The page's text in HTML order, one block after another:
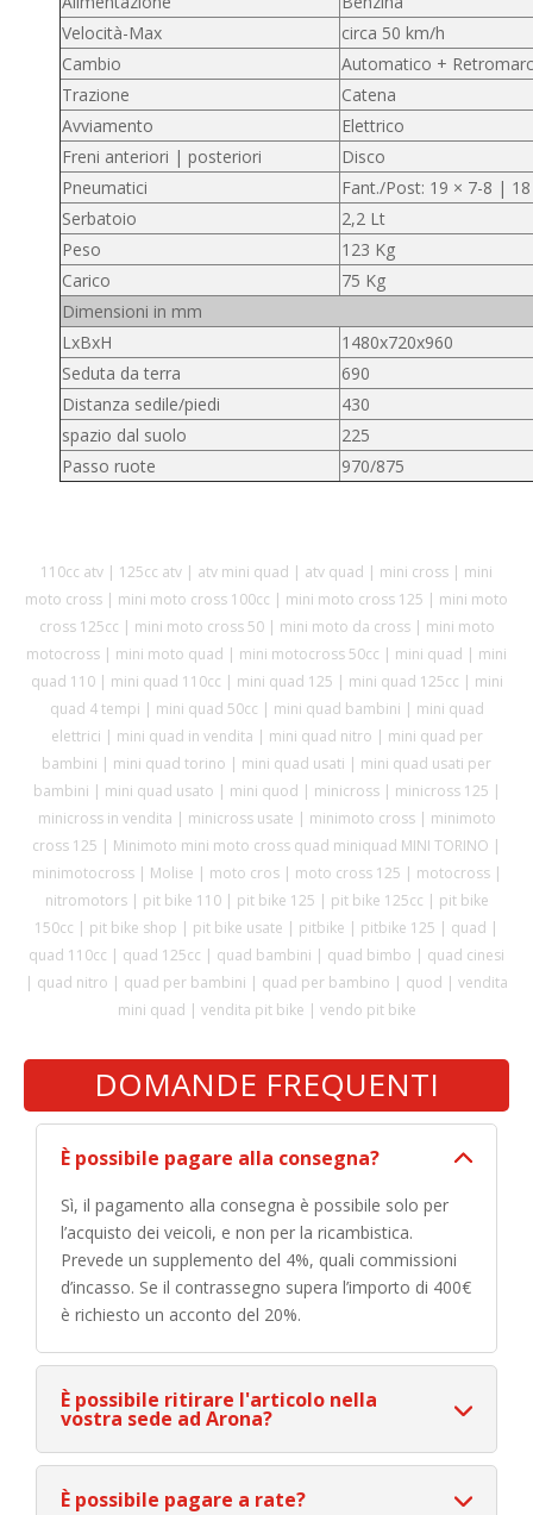
Velocità-Max
circa 50 km/h
Cambio
Automatico +
Trazione
Catena
Avviamento
Elettrico
Freni anteriori | posteriori
Disco
Pneumatici
Fant./Post: 19 × 7-8 |
Serbatoio
2,2 Lt
Peso
123 Kg
Carico
75 Kg
Dimensioni in mm
LxBxH
1480x720x960
Seduta da terra
690
Distanza sedile/piedi
430
spazio dal suolo
225
Passo ruote
970/875
110cc atv | 125cc atv | atv mini quad | atv quad | mini cross | mini
moto cross | mini moto cross 100cc | mini moto cross 125 | mini moto
cross 125cc | mini moto cross 50 | mini moto da cross | mini moto
motocross | mini moto quad | mini motocross 50cc | mini quad | mini
quad 110 | mini quad 110cc | mini quad 125 | mini quad 125cc | mini
quad 4 tempi | mini quad 50cc | mini quad bambini | mini quad
elettrici | mini quad in vendita | mini quad nitro | mini quad per
bambini | mini quad torino | mini quad usati | mini quad usati per
bambini | mini quad usato | mini quod | minicross | minicross 125 |
minicross in vendita | minicross usate | minimoto cross | minimoto
cross 125 | Minimoto mini moto cross quad miniquad MINI TORINO |
minimotocross | Molise | moto cros | moto cross 125 | motocross |
nitromotors | pit bike 110 | pit bike 125 | pit bike 125cc | pit bike
150cc | pit bike shop | pit bike usate | pitbike | pitbike 125 | quad |
quad 110cc | quad 125cc | quad bambini | quad bimbo | quad cinesi
| quad nitro | quad per bambini | quad per bambino | quod | vendita
mini quad | vendita pit bike | vendo pit bike
DOMANDE FREQUENTI
È possibile pagare alla consegna?
Sì, il pagamento alla consegna è possibile solo per
l’acquisto dei veicoli, e non per la ricambistica.
Prevede un supplemento del 4%, quali commissioni
d’incasso. Se il contrassegno supera l’importo di 400€
è richiesto un acconto del 20%.
È possibile ritirare l'articolo nella
vostra sede ad Arona?
È possibile pagare a rate?